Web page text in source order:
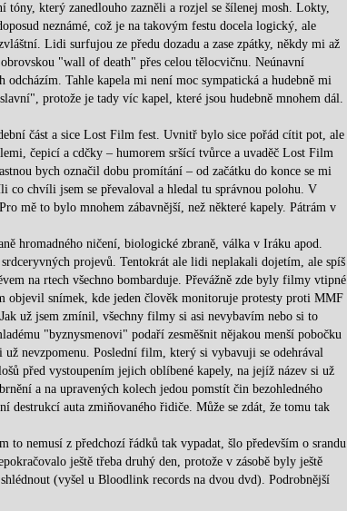
tóny, který zanedlouho zazněli a rozjel se šílenej mosh. Lokty,
neznámé, což je na takovým festu docela logický, ale
Lidi surfujou ze předu dozadu a zase zpátky, někdy mi až
"wall of death" přes celou tělocvičnu. Neúnavní
odcházím. Tahle kapela mi není moc sympatická a hudebně mi
protože je tady víc kapel, které jsou hudebně mnohem dál.
část a sice Lost Film fest. Uvnitř bylo sice pořád cítit pot, ale
čepicí a cdčky – humorem sršící tvůrce a uvaděč Lost Film
bych označil dobu promítání – od začátku do konce se mi
co chvíli jsem se převaloval a hledal tu správnou polohu. V
mě to bylo mnohem zábavnější, než některé kapely. Pátrám v
hromadného ničení, biologické zbraně, válka v Iráku apod.
projevů. Tentokrát ale lidi neplakali dojetím, ale spíš
na rtech všechno bombarduje. Převážně zde byly filmy vtipné
objevil snímek, kde jeden člověk monitoruje protesty proti MMF
už jsem zmínil, všechny filmy si asi nevybavím nebo si to
"byznysmenovi" podaří zesměšnit nějakou menší pobočku
už nevzpomenu. Poslední film, který si vybavuji se odehrával
před vystoupením jejich oblíbené kapely, na jejíž název si už
a na upravených kolech jedou pomstít čin bezohledného
auta zmiňovaného řidiče. Může se zdát, že tomu tak
to nemusí z předchozí řádků tak vypadat, šlo především o srandu
ještě třeba druhý den, protože v zásobě byly ještě
(vyšel u Bloodlink records na dvou dvd). Podrobnější